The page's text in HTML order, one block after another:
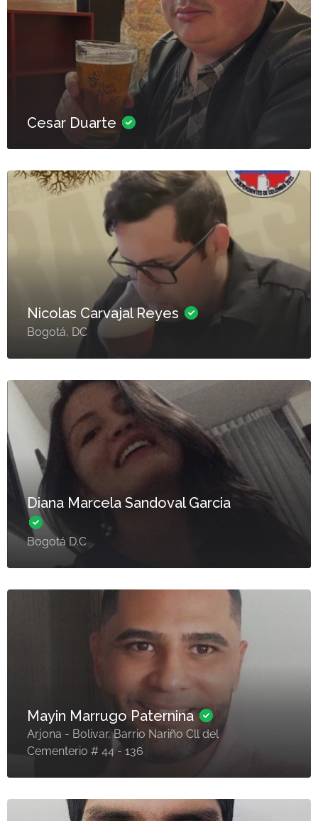
Cesar Duarte
Nicolas Carvajal Reyes
Bogotá, DC
Diana Marcela Sandoval Garcia
Bogotá D.C
Mayin Marrugo Paternina
Arjona - Bolivar, Barrio Nariño Cll del
Cementerio # 44 - 136